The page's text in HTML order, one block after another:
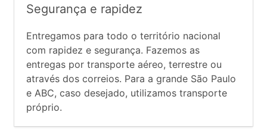
Segurança e rapidez
Entregamos para todo o território nacional
com rapidez e segurança. Fazemos as
entregas por transporte aéreo, terrestre ou
através dos correios. Para a grande São Paulo
e ABC, caso desejado, utilizamos transporte
próprio.